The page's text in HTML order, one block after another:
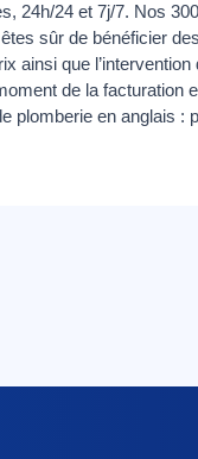
24h/24 et 7j/7. Nos
sûr de bénéficier
ainsi que
de la facturation
plomberie en anglais :